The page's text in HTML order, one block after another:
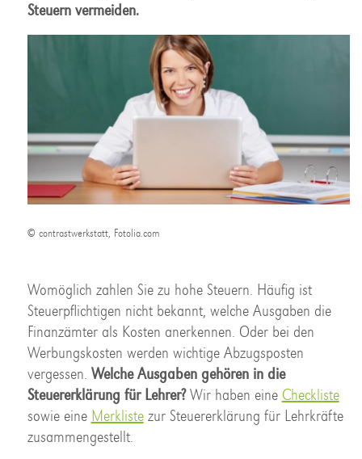
Steuern vermeiden.
© contrastwerkstatt, Fotolia.com
Womöglich zahlen Sie zu hohe Steuern. Häufig ist
Steuerpflichtigen nicht bekannt, welche Ausgaben die
Finanzämter als Kosten anerkennen. Oder bei den
Werbungskosten werden wichtige Abzugsposten
vergessen. Welche Ausgaben gehören in die
Steuererklärung für Lehrer?Wir haben eine Checkliste
sowie eine Merklistezur Steuererklärung für Lehrkräfte
zusammengestellt.